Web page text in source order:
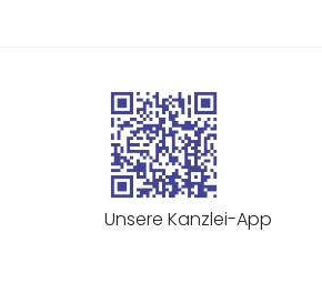
Unsere Kanzlei-App